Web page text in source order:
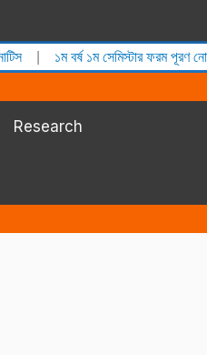
| ১ম বর্ষ ১ম সেমিস্টার ফরম পূরণ নোটিশ
Research